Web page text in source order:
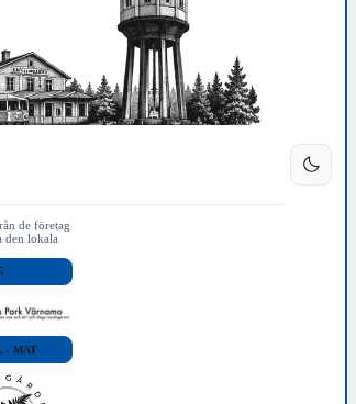
de företag
den lokala
- MAT